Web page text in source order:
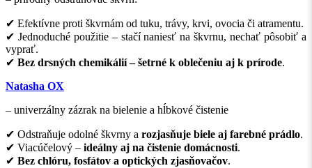
✔ Efektívne proti škvrnám od tuku, trávy, krvi, ovocia či atramentu.
✔ Jednoduché použitie – stačí naniesť na škvrnu, nechať pôsobiť a
vyprať.
✔ Bez drsných chemikálií – šetrné k oblečeniu aj k prírode.
Natasha OX
– univerzálny zázrak na bielenie a hĺbkové čistenie
✔ Odstraňuje odolné škvrny a rozjasňuje biele aj farebné prádlo.
✔ Viacúčelový – ideálny aj na čistenie domácnosti.
✔ Bez chlóru, fosfátov a optických zjasňovačov.